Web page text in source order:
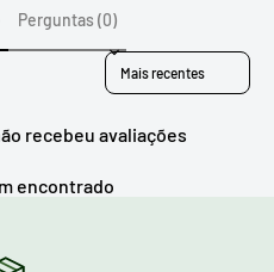
Perguntas (0)
Sort reviews by
recebeu avaliações
encontrado